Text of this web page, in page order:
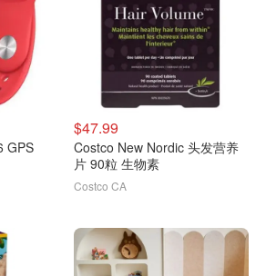
GPS
$47.99
Costco New Nordic 头发营养
片 90粒 生物素
Costco CA